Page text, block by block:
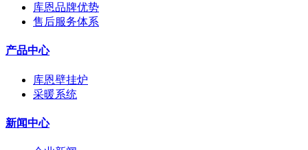
库恩品牌优势
售后服务体系
产品中心
库恩壁挂炉
采暖系统
新闻中心